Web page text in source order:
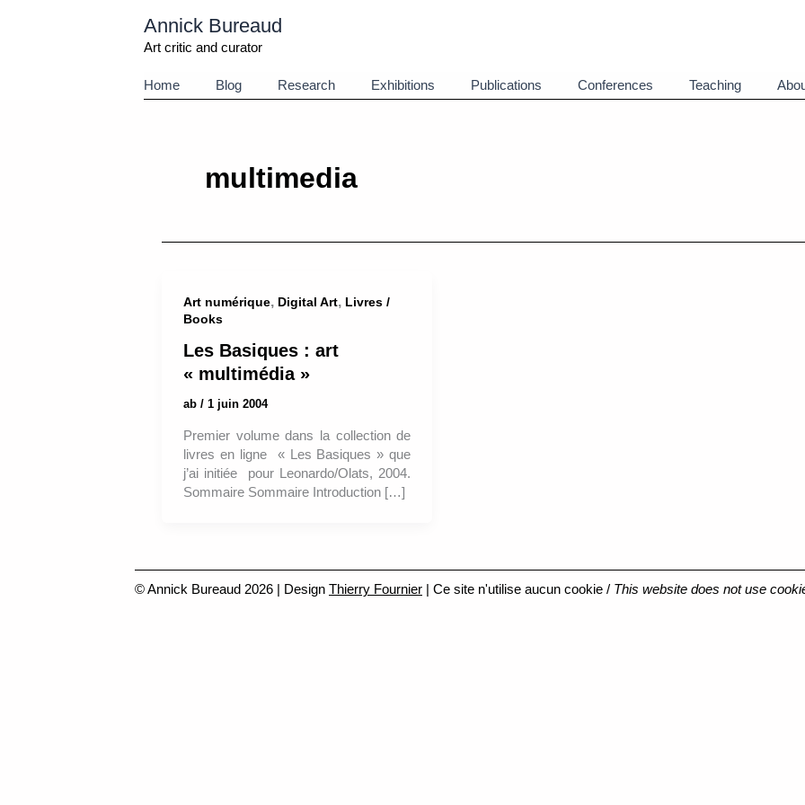
Annick Bureaud
Art critic and curator
Home Blog Research Exhibitions Publications Conferences Teaching
multimedia
Art numérique, Digital Art, Livres /
Books
Les Basiques : art
« multimédia »
ab / 1 juin 2004
Premier volume dans la collection de
livres en ligne « Les Basiques » que
j’ai initiée pour Leonardo/Olats, 2004.
Sommaire Sommaire Introduction […]
© Annick Bureaud 2026 | Design Thierry Fournier | Ce site n'utilise aucun cookie / This website does not use